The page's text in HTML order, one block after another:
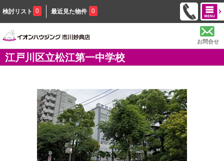
検討リスト 0 最近見た物件 0
お問合せ
江戸川区立松江第一中学校